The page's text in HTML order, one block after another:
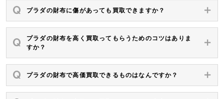
プラダの財布に傷があっても買取できますか？
プラダの財布を高く買取ってもらうためのコツはありま
すか？
プラダの財布で高価買取できるものはなんですか？